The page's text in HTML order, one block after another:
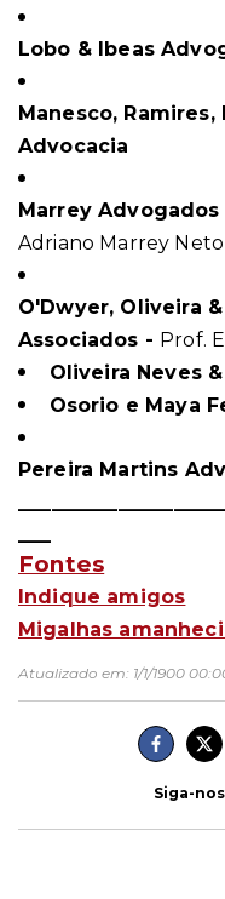
Lobo & Ibeas
Manesco,
Advocacia
Marrey Advogados
Adriano Marrey Neto
O'Dwyer, Oliveira
Associados - Prof.
Oliveira Neves
Osorio e Maya
Pereira Martins
Fontes
Indique amigos
Migalhas
Atualizado em: 1/1/1900
Siga-